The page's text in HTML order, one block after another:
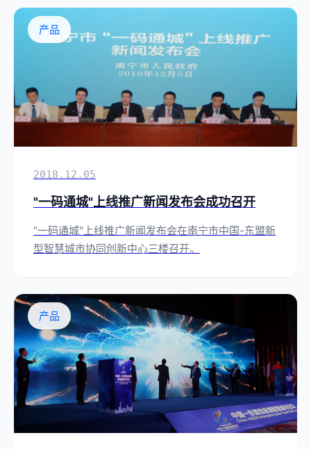
产品
2018.12.05
"一码通城"上线推广新闻发布会成功召开
"一码通城"上线推广新闻发布会在南宁市中国-东盟新
型智慧城市协同创新中心三楼召开。
产品